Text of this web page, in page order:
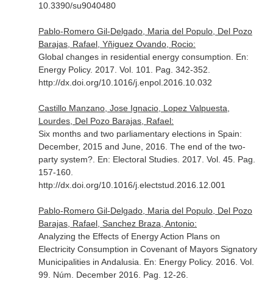
10.3390/su9040480
Pablo-Romero Gil-Delgado, Maria del Populo, Del Pozo
Barajas, Rafael, Yñiguez Ovando, Rocio:
Global changes in residential energy consumption. En:
Energy Policy. 2017. Vol. 101. Pag. 342-352.
http://dx.doi.org/10.1016/j.enpol.2016.10.032
Castillo Manzano, Jose Ignacio, Lopez Valpuesta,
Lourdes, Del Pozo Barajas, Rafael:
Six months and two parliamentary elections in Spain:
December, 2015 and June, 2016. The end of the two-
party system?. En: Electoral Studies. 2017. Vol. 45. Pag.
157-160.
http://dx.doi.org/10.1016/j.electstud.2016.12.001
Pablo-Romero Gil-Delgado, Maria del Populo, Del Pozo
Barajas, Rafael, Sanchez Braza, Antonio:
Analyzing the Effects of Energy Action Plans on
Electricity Consumption in Covenant of Mayors Signatory
Municipalities in Andalusia. En: Energy Policy. 2016. Vol.
99. Núm. December 2016. Pag. 12-26.